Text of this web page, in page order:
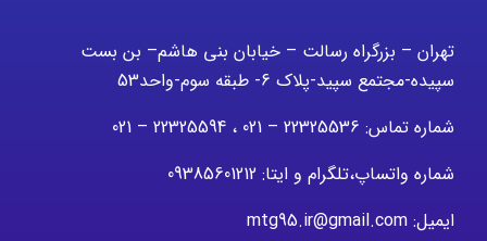
تهران – بزرگراه رسالت – خیابان بنی هاشم– بن بست
سپیده-مجتمع سپید-پلاک 6- طبقه سوم-واحد53
شماره تماس: 22325536 – 021 ، 22325594 – 021
شماره واتساپ،تلگرام و ایتا: 09385601212
ایمیل: mtg95.ir@gmail.com